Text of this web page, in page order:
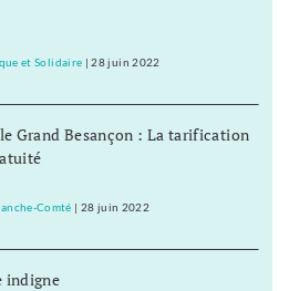
et Solidaire |28 juin 2022
Grand Besançon : La tarification
Comté | 28 juin 2022
indigne